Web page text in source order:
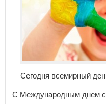
Сегодня всемирный
С Международным днем